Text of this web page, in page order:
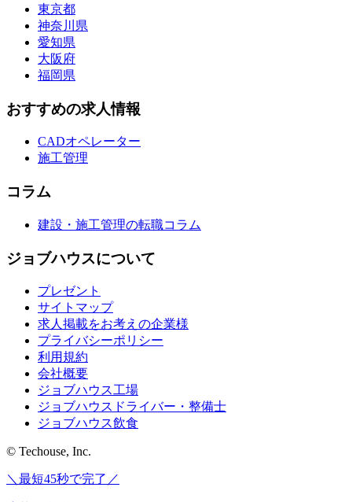
東京都
神奈川県
愛知県
大阪府
福岡県
おすすめの求人情報
CADオペレーター
施工管理
コラム
建設・施工管理の転職コラム
ジョブハウスについて
プレゼント
サイトマップ
求人掲載をお考えの企業様
プライバシーポリシー
利用規約
会社概要
ジョブハウス工場
ジョブハウスドライバー・整備士
ジョブハウス飲食
© Techouse, Inc.
＼最短45秒で完了／